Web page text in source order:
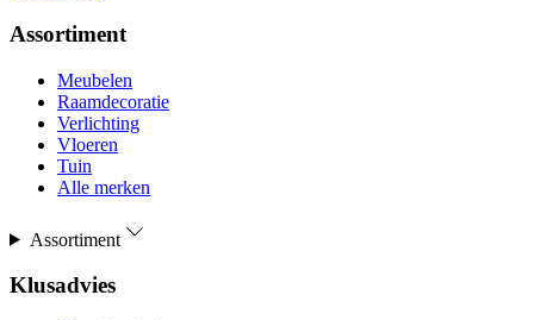
Assortiment
Meubelen
Raamdecoratie
Verlichting
Vloeren
Tuin
Alle merken
Assortiment
Klusadvies